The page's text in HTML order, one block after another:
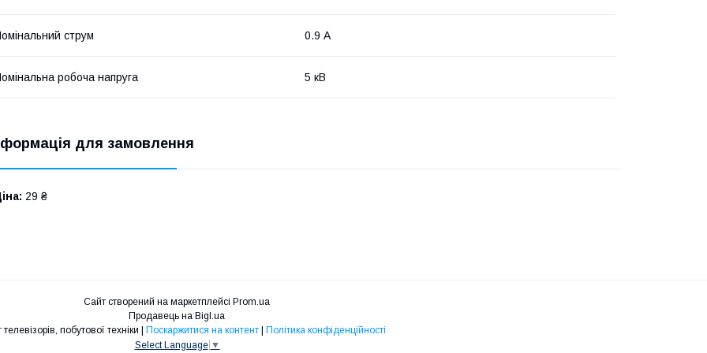
струм 0.9 А
робоча напруга 5 кВ
для замовлення
29 ₴
Сайт створений на маркетплейсі Prom.ua
Продавець на Bigl.ua
Ремонт телевізорів, побутової техніки | Поскаржитися на контент | Політика конфіденційності
Select Language ▼